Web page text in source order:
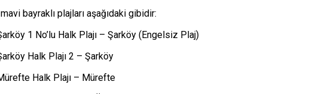
bayraklı plajları aşağıdaki gibidir:
1 No’lu Halk Plajı – Şarköy (Engelsiz Plaj)
Halk Plajı 2 – Şarköy
Halk Plajı – Mürefte